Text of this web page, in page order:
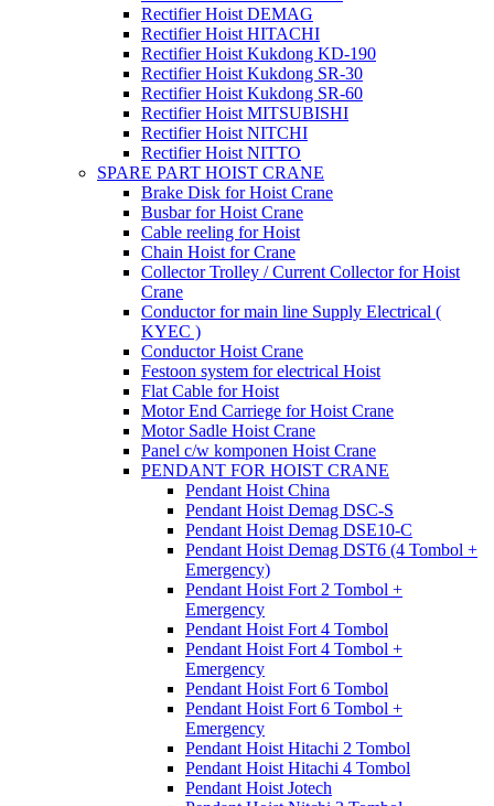
Rectifier Hoist DEMAG
Rectifier Hoist HITACHI
Rectifier Hoist Kukdong KD-190
Rectifier Hoist Kukdong SR-30
Rectifier Hoist Kukdong SR-60
Rectifier Hoist MITSUBISHI
Rectifier Hoist NITCHI
Rectifier Hoist NITTO
SPARE PART HOIST CRANE
Brake Disk for Hoist Crane
Busbar for Hoist Crane
Cable reeling for Hoist
Chain Hoist for Crane
Collector Trolley / Current Collector for Hoist
Crane
Conductor for main line Supply Electrical (
KYEC )
Conductor Hoist Crane
Festoon system for electrical Hoist
Flat Cable for Hoist
Motor End Carriege for Hoist Crane
Motor Sadle Hoist Crane
Panel c/w komponen Hoist Crane
PENDANT FOR HOIST CRANE
Pendant Hoist China
Pendant Hoist Demag DSC-S
Pendant Hoist Demag DSE10-C
Pendant Hoist Demag DST6 (4 Tombol +
Emergency)
Pendant Hoist Fort 2 Tombol +
Emergency
Pendant Hoist Fort 4 Tombol
Pendant Hoist Fort 4 Tombol +
Emergency
Pendant Hoist Fort 6 Tombol
Pendant Hoist Fort 6 Tombol +
Emergency
Pendant Hoist Hitachi 2 Tombol
Pendant Hoist Hitachi 4 Tombol
Pendant Hoist Jotech